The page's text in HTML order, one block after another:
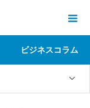
ビジネスコラム